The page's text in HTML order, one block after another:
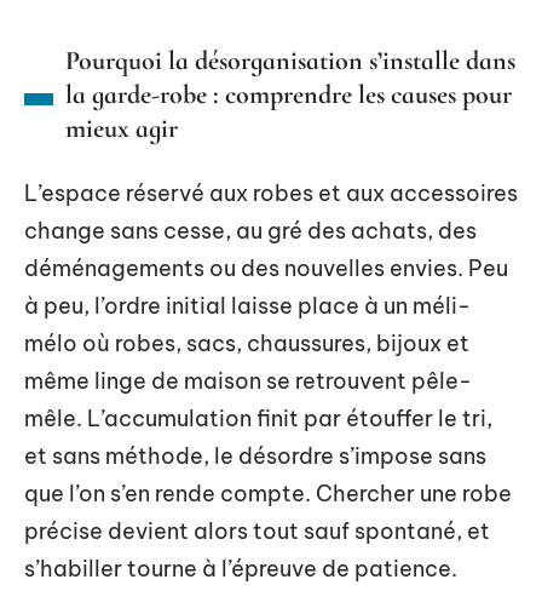
Pourquoi la désorganisation s’installe dans
la garde-robe : comprendre les causes pour
mieux agir
L’espace réservé aux robes et aux accessoires
change sans cesse, au gré des achats, des
déménagements ou des nouvelles envies. Peu
à peu, l’ordre initial laisse place à un méli-
mélo où robes, sacs, chaussures, bijoux et
même linge de maison se retrouvent pêle-
mêle. L’accumulation finit par étouffer le tri,
et sans méthode, le désordre s’impose sans
que l’on s’en rende compte. Chercher une robe
précise devient alors tout sauf spontané, et
s’habiller tourne à l’épreuve de patience.